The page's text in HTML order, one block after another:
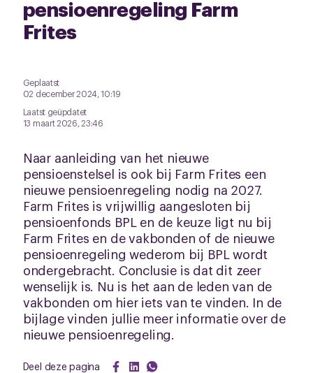
pensioenregeling Farm
Frites
Geplaatst
02 december 2024, 10:19
Laatst geüpdatet
13 maart 2026, 23:46
Naar aanleiding van het nieuwe
pensioenstelsel is ook bij Farm Frites een
nieuwe pensioenregeling nodig na 2027.
Farm Frites is vrijwillig aangesloten bij
pensioenfonds BPL en de keuze ligt nu bij
Farm Frites en de vakbonden of de nieuwe
pensioenregeling wederom bij BPL wordt
ondergebracht. Conclusie is dat dit zeer
wenselijk is. Nu is het aan de leden van de
vakbonden om hier iets van te vinden. In de
bijlage vinden jullie meer informatie over de
nieuwe pensioenregeling.
Deel deze pagina